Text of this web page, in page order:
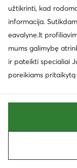
EXTRA -25% Kodas:
užtikrinti, kad
informacija.
eavalyne.lt
mums galimybę
ir pateikti specialiai
poreikiams